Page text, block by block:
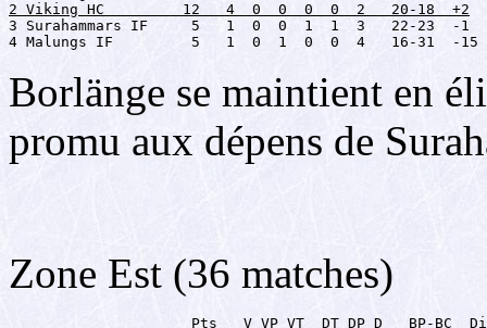
2 Viking HC         12   4  0  0  0  0  2   20-18  +2
3 Surahammars IF     5   1  0  0  1  1  3   22-23  -1
4 Malungs IF         5   1  0  1  0  0  4   16-31  -15
Borlänge se maintient en
promu aux dépens de
Zone Est (36 matches)
Pts   V VP VT  DT DP D   BP-BC